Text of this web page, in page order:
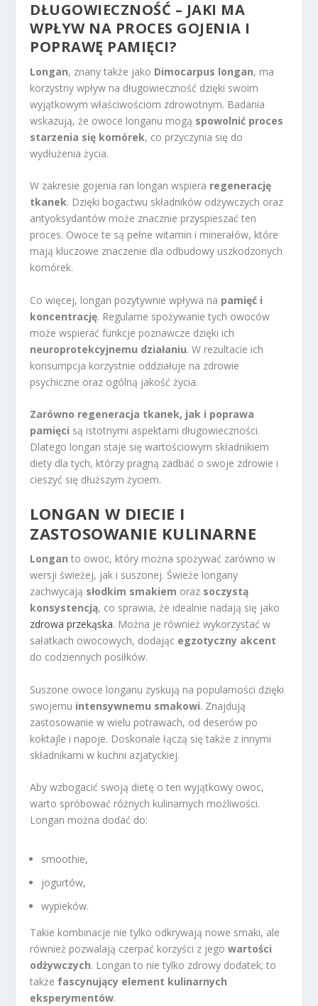
DŁUGOWIECZNOŚĆ – JAKI MA
WPŁYW NA PROCES GOJENIA I
POPRAWĘ PAMIĘCI?
Longan, znany także jako Dimocarpus longan, ma
korzystny wpływ na długowieczność dzięki swoim
wyjątkowym właściwościom zdrowotnym. Badania
wskazują, że owoce longanu mogą spowolnić proces
starzenia się komórek, co przyczynia się do
wydłużenia życia.
W zakresie gojenia ran longan wspiera regenerację
tkanek. Dzięki bogactwu składników odżywczych oraz
antyoksydantów może znacznie przyspieszać ten
proces. Owoce te są pełne witamin i minerałów, które
mają kluczowe znaczenie dla odbudowy uszkodzonych
komórek.
Co więcej, longan pozytywnie wpływa na pamięć i
koncentrację. Regularne spożywanie tych owoców
może wspierać funkcje poznawcze dzięki ich
neuroprotekcyjnemu działaniu. W rezultacie ich
konsumpcja korzystnie oddziałuje na zdrowie
psychiczne oraz ogólną jakość życia.
Zarówno regeneracja tkanek, jak i poprawa
pamięci są istotnymi aspektami długowieczności.
Dlatego longan staje się wartościowym składnikiem
diety dla tych, którzy pragną zadbać o swoje zdrowie i
cieszyć się dłuższym życiem.
LONGAN W DIECIE I
ZASTOSOWANIE KULINARNE
Longan to owoc, który można spożywać zarówno w
wersji świeżej, jak i suszonej. Świeże longany
zachwycają słodkim smakiem oraz soczystą
konsystencją, co sprawia, że idealnie nadają się jako
zdrowa przekąska. Można je również wykorzystać w
sałatkach owocowych, dodając egzotyczny akcent
do codziennych posiłków.
Suszone owoce longanu zyskują na popularności dzięki
swojemu intensywnemu smakowi. Znajdują
zastosowanie w wielu potrawach, od deserów po
koktajle i napoje. Doskonale łączą się także z innymi
składnikami w kuchni azjatyckiej.
Aby wzbogacić swoją dietę o ten wyjątkowy owoc,
warto spróbować różnych kulinarnych możliwości.
Longan można dodać do:
smoothie,
jogurtów,
wypieków.
Takie kombinacje nie tylko odkrywają nowe smaki, ale
również pozwalają czerpać korzyści z jegowartości
odżywczych. Longan to nie tylko zdrowy dodatek; to
także fascynujący element kulinarnych
eksperymentów.